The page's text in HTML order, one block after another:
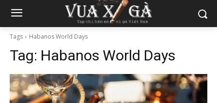
Tags Habanos World Days
Tag: Habanos World Days